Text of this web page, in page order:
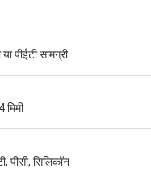
करना चाहता
या पीईटी सामग्री
मिमी
पीसी, सिलिकॉन